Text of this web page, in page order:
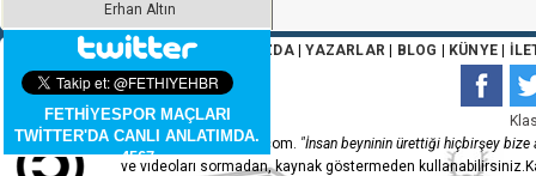
Erhan Altın
FETHİYESPOR MAÇLARI
TWİTTER'DA CANLI ANLATIMDA.
4567
ANA SAYFA| HAKKIMIZDA|YAZARLAR BLOG KÜNYE|
Copyleft 2015 - klasspor.com. "İnsan beyninin ürettiği hiçbirşey bize
ve videoları sormadan, kaynak göstermeden